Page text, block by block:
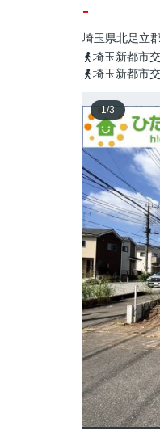
-
埼玉県北足立
埼玉新都市
埼玉新都市
1/3